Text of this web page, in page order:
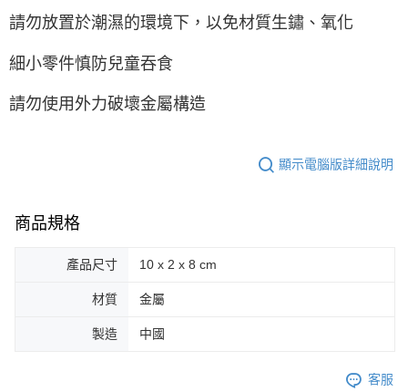
請勿放置於潮濕的環境下，以免材質生鏽、氧化
細小零件慎防兒童吞食
請勿使用外力破壞金屬構造
顯示電腦版詳細說明
商品規格
產品尺寸 10 x 2 x 8 cm
材質 金屬
製造 中國
客服